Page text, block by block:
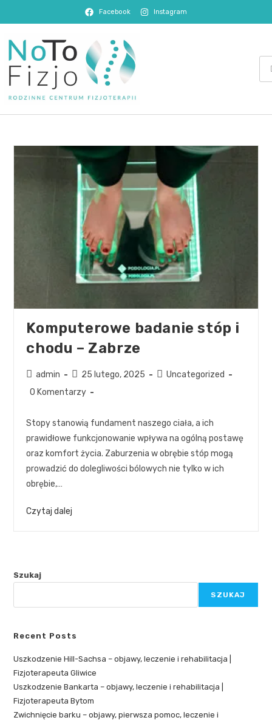
Facebook Instagram
Komputerowe badanie stóp i
chodu – Zabrze
admin 25 lutego, 2025
Uncategorized
0 Komentarzy
Stopy stanowią fundament naszego ciała, a ich
prawidłowe funkcjonowanie wpływa na ogólną postawę
oraz komfort życia. Zaburzenia w obrębie stóp mogą
prowadzić do dolegliwości bólowych nie tylko w ich
obrębie,…
Czytaj dalej
Szukaj
SZUKAJ
Recent Posts
Uszkodzenie Hill-Sachsa – objawy, leczenie i rehabilitacja |
Fizjoterapeuta Gliwice
Uszkodzenie Bankarta – objawy, leczenie i rehabilitacja |
Fizjoterapeuta Bytom
Zwichnięcie barku – objawy, pierwsza pomoc, leczenie i